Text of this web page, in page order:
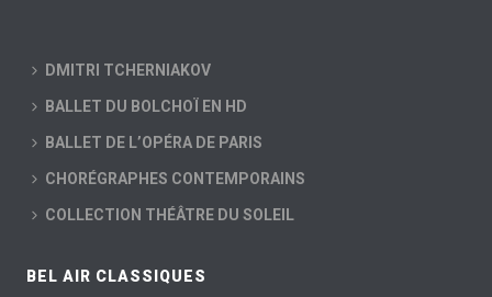
DMITRI TCHERNIAKOV
BALLET DU BOLCHOÏ EN HD
BALLET DE L’OPÉRA DE PARIS
CHORÉGRAPHES CONTEMPORAINS
COLLECTION THÉÂTRE DU SOLEIL
BEL AIR CLASSIQUES